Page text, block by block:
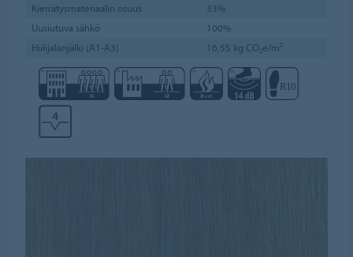
Kierrätysmateriaalin osuus
33%
Uusiutuva sähkö
100%
Hiilijalanjälki (A1-A3)
16,55 kg CO₂e/m²